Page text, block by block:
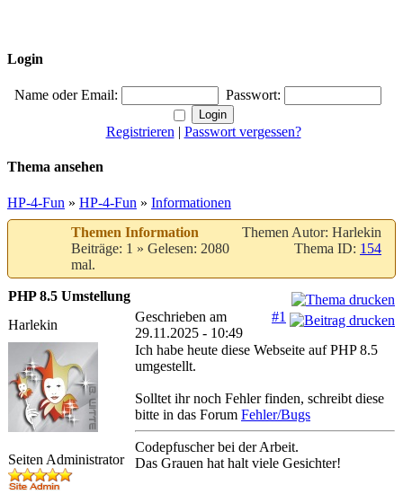
Login
Name oder Email: Passwort:
Registrieren | Passwort vergessen?
Thema ansehen
HP-4-Fun » HP-4-Fun » Informationen
Themen Autor: Harlekin
Thema ID: 154
Themen Information
Beiträge: 1 » Gelesen: 2080
mal.
PHP 8.5 Umstellung
Harlekin
#1
Geschrieben am
29.11.2025 - 10:49
Seiten Administrator
Ich habe heute diese Webseite auf PHP 8.5
umgestellt.
Solltet ihr noch Fehler finden, schreibt diese
bitte in das Forum Fehler/Bugs
Codepfuscher bei der Arbeit.
Das Grauen hat halt viele Gesichter!